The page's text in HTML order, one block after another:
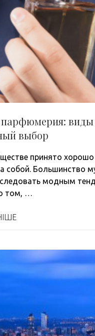
выбор
принято хорошо
собой. Большинство
модным
том, …